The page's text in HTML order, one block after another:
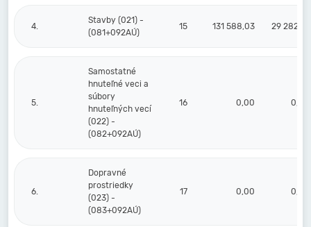
4.
Stavby (021) -
(081+092AÚ)
15 131 588,03 29 282,75
5.
Samostatné
hnuteľné veci a
súbory
hnuteľných vecí
(022) -
(082+092AÚ)
16 0,00 0,00
6.
Dopravné
prostriedky
(023) -
(083+092AÚ)
17 0,00 0,00